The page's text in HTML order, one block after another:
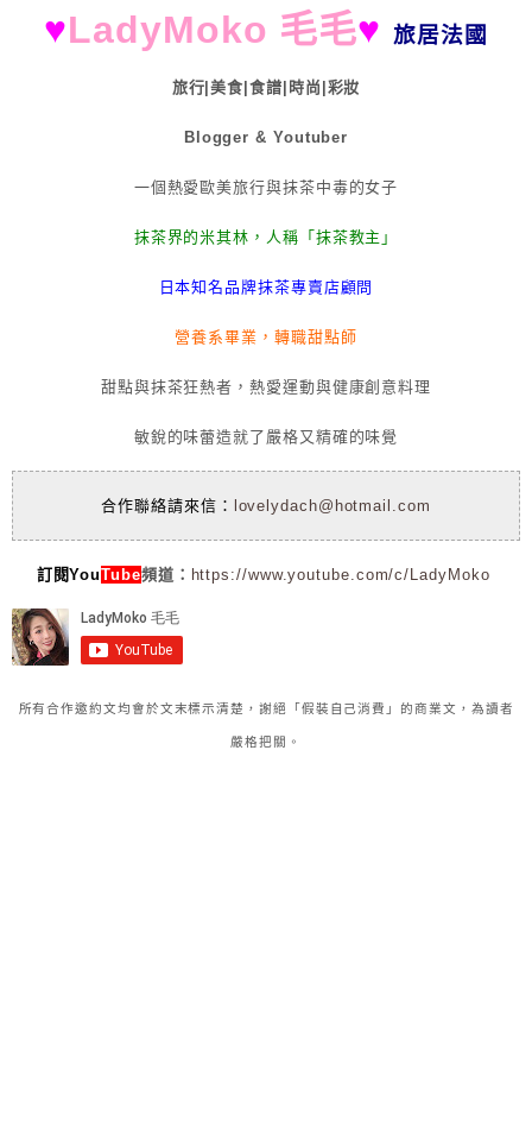
♥LadyMoko 毛毛♥ 旅居法國
旅行|美食|食譜|時尚|彩妝
Blogger & Youtuber
一個熱愛歐美旅行與抹茶中毒的女子
抹茶界的米其林，人稱「抹茶教主」
日本知名品牌抹茶專賣店顧問
營養系畢業，轉職甜點師
甜點與抹茶狂熱者，熱愛運動與健康創意料理
敏銳的味蕾造就了嚴格又精確的味覺
合作聯絡請來信： lovelydach@hotmail.com
訂閱YouTube頻道： https://www.youtube.com/c/LadyMoko
所有合作邀約文均會於文末標示清楚，謝絕「假裝自己消費」的商業文，為讀者
嚴格把關。